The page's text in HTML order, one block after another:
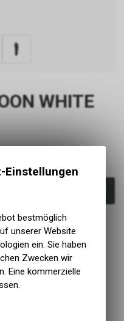
WHITE
Werkstatt
Einstellungen
bestmöglich
unserer Website
ein. Sie haben
Zwecken wir
Eine kommerzielle